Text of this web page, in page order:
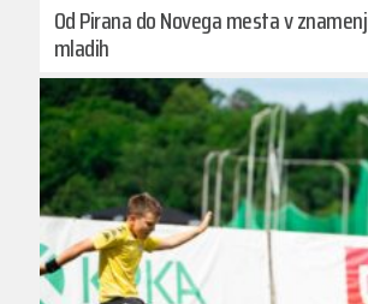
Od Pirana do Novega mesta v
mladih